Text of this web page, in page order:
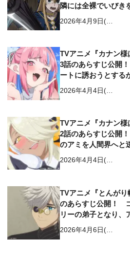
隣には全裸でいびき
わっており…
2026年4月9日(…
TVアニメ『カナン
3話のあらすじ公開
ートに誘おうとする
2026年4月4日(…
TVアニメ『カナン
2話のあらすじ公開
のアミを人間界へと
2026年4月4日(…
TVアニメ『とんが
のあらすじ公開！
リーの弟子となり、
チェと出会う
2026年4月6日(…